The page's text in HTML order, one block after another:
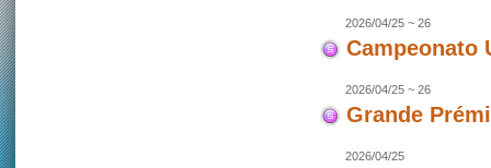
2026/04/25 ~ 26
Campeonato
2026/04/25 ~ 26
Grande
2026/04/25